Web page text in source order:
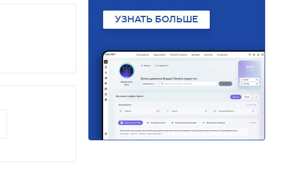
УЗНАТЬ БОЛЬШЕ